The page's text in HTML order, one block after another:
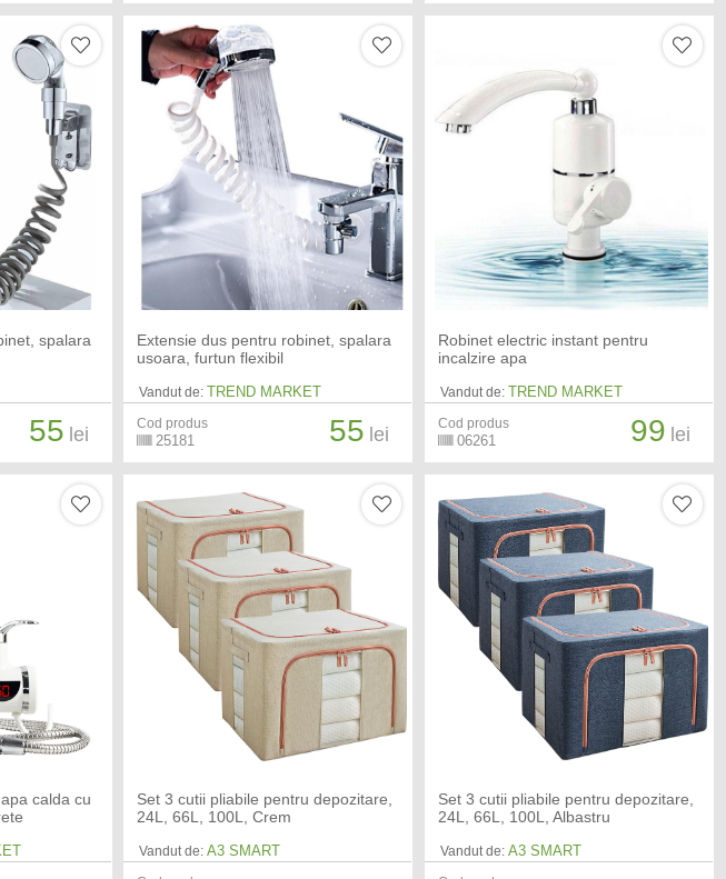
spalara
55 lei
Extensie dus pentru robinet, spalara
usoara, furtun flexibil
Vandut de: TREND MARKET
Cod produs
25181 55 lei
Robinet electric instant pentru
incalzire apa
Vandut de: TREND MARKET
Cod produs
06261 99 lei
calda cu
Set 3 cutii pliabile pentru depozitare,
24L, 66L, 100L, Crem
Vandut de: A3 SMART
Set 3 cutii pliabile pentru depozitare,
24L, 66L, 100L, Albastru
Vandut de: A3 SMART